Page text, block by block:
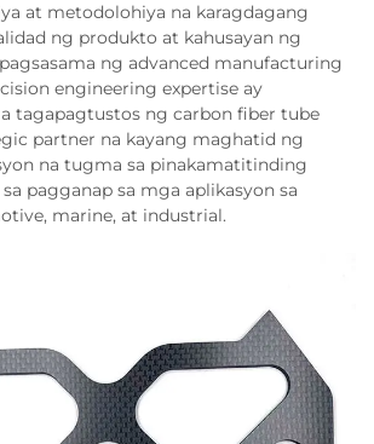
at metodolohiya na karagdagang
ng produkto at kahusayan ng
ng advanced manufacturing
engineering expertise ay
tagapagtustos ng carbon fiber tube
partner na kayang maghatid ng
na tugma sa pinakamatitinding
pagganap sa mga aplikasyon sa
marine, at industrial.